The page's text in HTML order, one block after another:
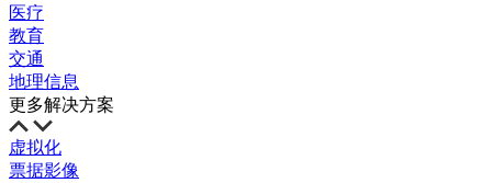
医疗
教育
交通
地理信息
更多解决方案
虚拟化
票据影像